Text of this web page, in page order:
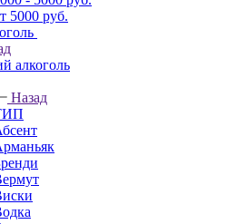
5000 руб.
алкоголь
Назад